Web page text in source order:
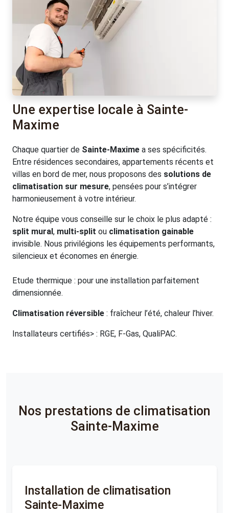
Une expertise locale à Sainte-
Maxime
Chaque quartier de Sainte-Maxime a ses spécificités.
Entre résidences secondaires, appartements récents et
villas en bord de mer, nous proposons des solutions de
climatisation sur mesure, pensées pour s’intégrer
harmonieusement à votre intérieur.
Notre équipe vous conseille sur le choix le plus adapté :
split mural, multi-split ou climatisation gainable
invisible. Nous privilégions les équipements performants,
silencieux et économes en énergie.
Etude thermique : pour une installation parfaitement
dimensionnée.
Climatisation réversible : fraîcheur l’été, chaleur l’hiver.
Installateurs certifiés> : RGE, F-Gas, QualiPAC.
Nos prestations de climatisation
Sainte-Maxime
Installation de climatisation
Sainte-Maxime